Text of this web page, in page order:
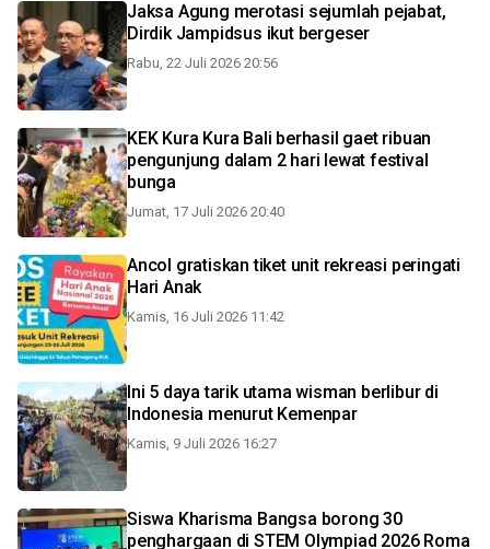
Jaksa Agung merotasi sejumlah pejabat,
Dirdik Jampidsus ikut bergeser
Rabu, 22 Juli 2026 20:56
KEK Kura Kura Bali berhasil gaet ribuan
pengunjung dalam 2 hari lewat festival
bunga
Jumat, 17 Juli 2026 20:40
Ancol gratiskan tiket unit rekreasi peringati
Hari Anak
Kamis, 16 Juli 2026 11:42
Ini 5 daya tarik utama wisman berlibur di
Indonesia menurut Kemenpar
Kamis, 9 Juli 2026 16:27
Siswa Kharisma Bangsa borong 30
penghargaan di STEM Olympiad 2026 Roma